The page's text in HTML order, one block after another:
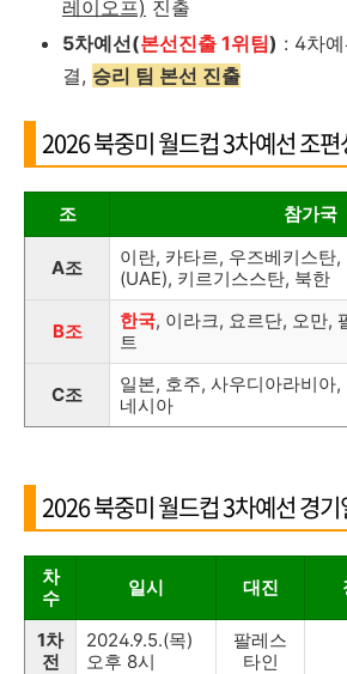
레이오프) 진출
5차예선(본선진출 1위팀) : 4차
결, 승리 팀 본선 진출
2026 북중미 월드컵 3차예선 조편
조 참가국
A조 이란, 카타르, 우즈베키스탄,
(UAE), 키르기스스탄, 북한
B조 한국, 이라크, 요르단, 오만,
트
C조 일본, 호주, 사우디아라비아,
네시아
2026 북중미 월드컵 3차예선 경기
차
수
일시 대진
1차
전
2024.9.5.(목)
오후 8시
팔레스
타인